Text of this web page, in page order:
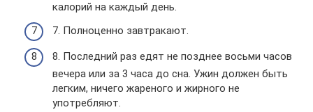
калорий на каждый день.
7. Полноценно завтракают.
8. Последний раз едят не позднее восьми часов
вечера или за 3 часа до сна. Ужин должен быть
легким, ничего жареного и жирного не
употребляют.